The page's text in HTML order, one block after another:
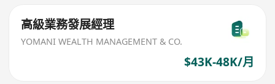
高級業務發展經理
YOMANI WEALTH MANAGEMENT & CO.
$43K-48K/月